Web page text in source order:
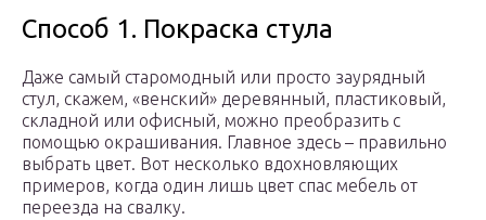
Способ 1. Покраска стула
Даже самый старомодный или просто заурядный
стул, скажем, «венский» деревянный, пластиковый,
складной или офисный, можно преобразить с
помощью окрашивания. Главное здесь – правильно
выбрать цвет. Вот несколько вдохновляющих
примеров, когда один лишь цвет спас мебель от
переезда на свалку.